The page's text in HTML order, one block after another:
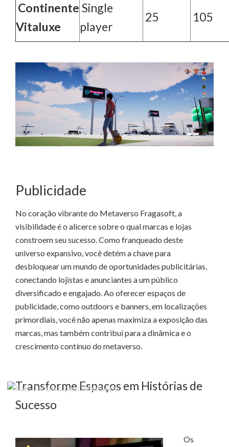
Continente
Vitaluxe
Single
player
25 105
Publicidade
No coração vibrante do Metaverso Fragasoft, a
visibilidade é o alicerce sobre o qual marcas e lojas
constroem seu sucesso. Como franqueado deste
universo expansivo, você detém a chave para
desbloquear um mundo de oportunidades publicitárias,
conectando lojistas e anunciantes a um público
diversificado e engajado. Ao oferecer espaços de
publicidade, como outdoors e banners, em localizações
primordiais, você não apenas maximiza a exposição das
marcas, mas também contribui para a dinâmica e o
crescimento contínuo do metaverso.
Transforme Espaços em Histórias de
Sucesso
Os